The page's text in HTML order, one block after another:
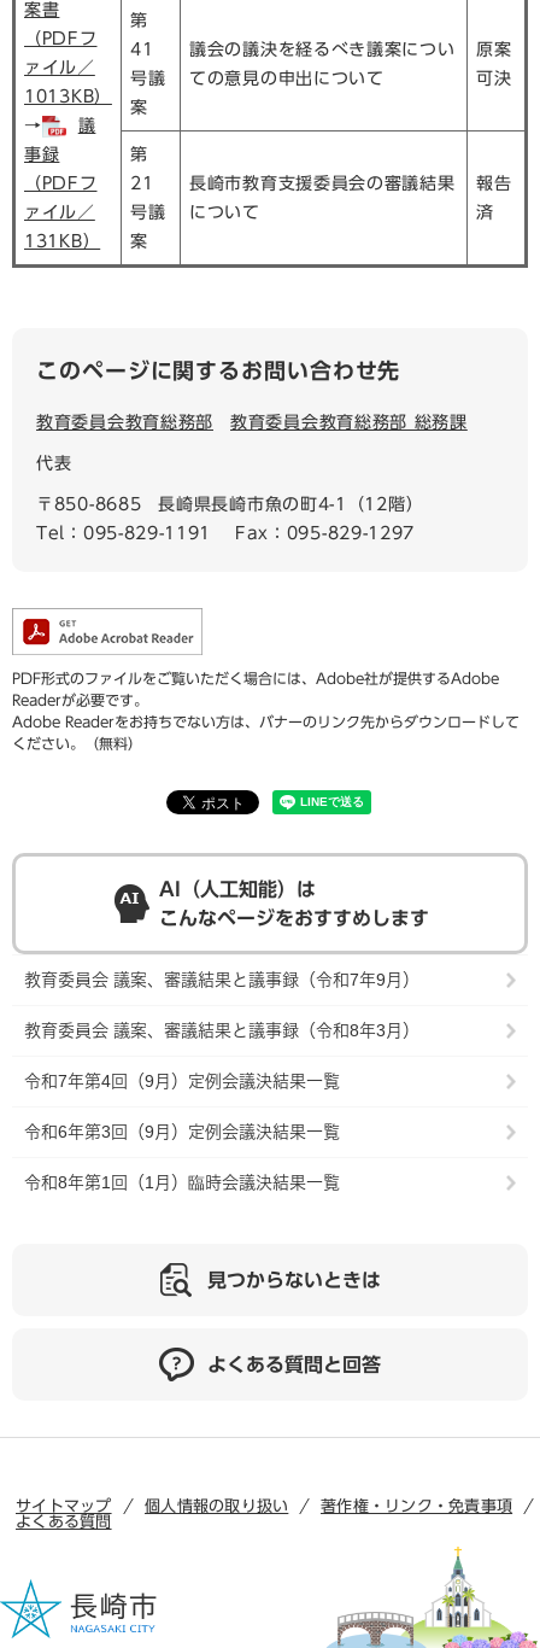
案書
（PDFフ
ァイル／
1013KB）
→
議
事録
（PDFフ
ァイル／
131KB）
第
41
号議
案
議会の議決を経るべき議案につい
ての意見の申出について
原案
可決
第
21
号議
案
長崎市教育支援委員会の審議結果
について
報告
済
このページに関するお問い合わせ先
教育委員会教育総務部 教育委員会教育総務部 総務課
代表
〒850-8685
長崎県長崎市魚の町4-1（12階）
Tel：095-829-1191
Fax：095-829-1297
PDF形式のファイルをご覧いただく場合には、Adobe社が提供するAdobe
Readerが必要です。
Adobe Readerをお持ちでない方は、バナーのリンク先からダウンロードして
ください。（無料）
AI（人工知能）は
こんなページをおすすめします
教育委員会 議案、審議結果と議事録（令和7年9月）
教育委員会 議案、審議結果と議事録（令和8年3月）
令和7年第4回（9月）定例会議決結果一覧
令和6年第3回（9月）定例会議決結果一覧
令和8年第1回（1月）臨時会議決結果一覧
見つからないときは
よくある質問と回答
サイトマップ 個人情報の取り扱い
著作権・リンク・免責事項
よくある質問